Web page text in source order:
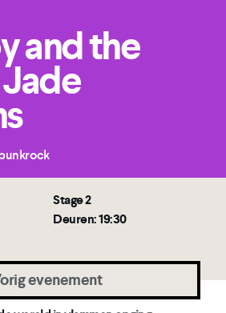
and the
Stage 2
Deuren: 19:30
evenement